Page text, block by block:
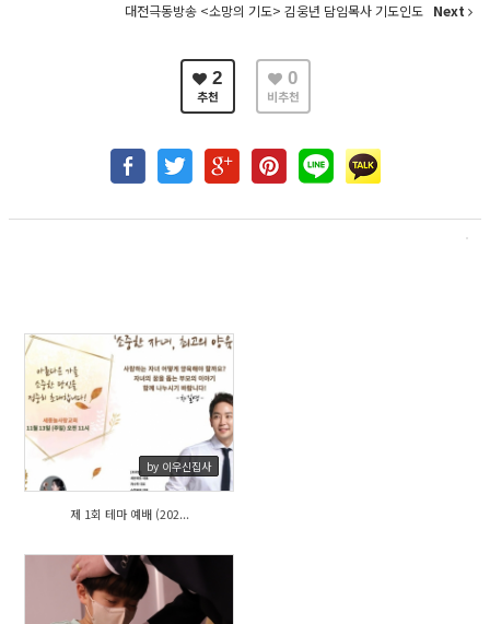
대전극동방송 <소망의 기도> 김웅년 담임목사 기도인도 Next
2
추천
0
비추천
by 이우신집사
467
제 1회 테마 예배 (202...
410